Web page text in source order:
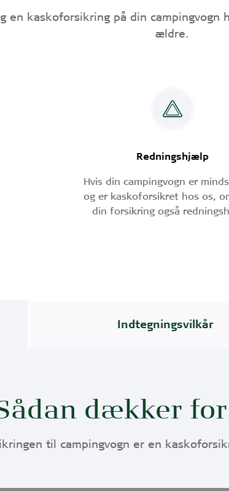
en kaskoforsikring på din campingvogn
ældre.
Redningshjælp
Hvis din campingvogn er
og er kaskoforsikret hos os,
din forsikring også
Indtegningsvilkår
dækker
til campingvogn er en